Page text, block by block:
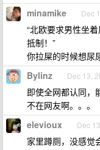
minamike Dec
“北欧要求男性坐
抵制！”
你拉屎的时候想尿
Bylinz Dec 13,
即使全网都认同，
不在网友啊。。。
elevioux Dec
家里蹲厕，没感觉